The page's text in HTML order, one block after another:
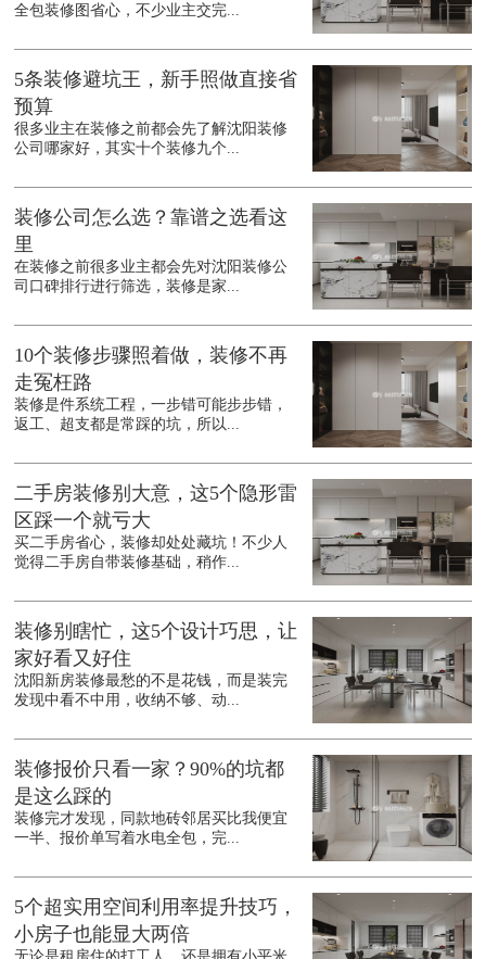
全包装修图省心，不少业主交完...
5条装修避坑王，新手照做直接省
预算
很多业主在装修之前都会先了解沈阳装修
公司哪家好，其实十个装修九个...
装修公司怎么选？靠谱之选看这
里
在装修之前很多业主都会先对沈阳装修公
司口碑排行进行筛选，装修是家...
10个装修步骤照着做，装修不再
走冤枉路
装修是件系统工程，一步错可能步步错，
返工、超支都是常踩的坑，所以...
二手房装修别大意，这5个隐形雷
区踩一个就亏大
买二手房省心，装修却处处藏坑！不少人
觉得二手房自带装修基础，稍作...
装修别瞎忙，这5个设计巧思，让
家好看又好住
沈阳新房装修最愁的不是花钱，而是装完
发现中看不中用，收纳不够、动...
装修报价只看一家？90%的坑都
是这么踩的
装修完才发现，同款地砖邻居买比我便宜
一半、报价单写着水电全包，完...
5个超实用空间利用率提升技巧，
小房子也能显大两倍